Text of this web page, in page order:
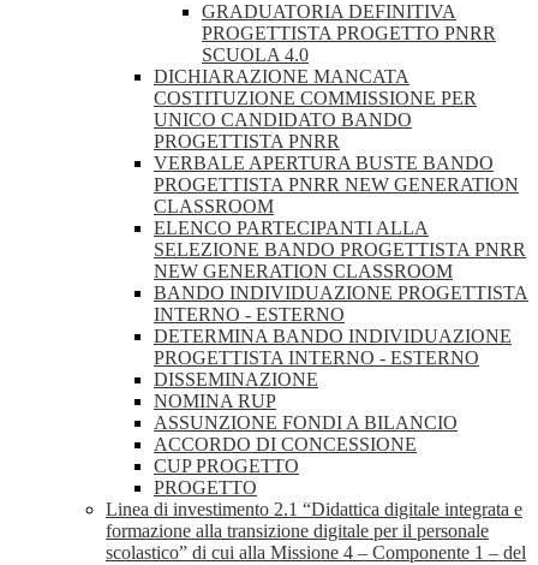
GRADUATORIA DEFINITIVA
PROGETTISTA PROGETTO PNRR
SCUOLA 4.0
DICHIARAZIONE MANCATA
COSTITUZIONE COMMISSIONE PER
UNICO CANDIDATO BANDO
PROGETTISTA PNRR
VERBALE APERTURA BUSTE BANDO
PROGETTISTA PNRR NEW GENERATION
CLASSROOM
ELENCO PARTECIPANTI ALLA
SELEZIONE BANDO PROGETTISTA PNRR
NEW GENERATION CLASSROOM
BANDO INDIVIDUAZIONE PROGETTISTA
INTERNO - ESTERNO
DETERMINA BANDO INDIVIDUAZIONE
PROGETTISTA INTERNO - ESTERNO
DISSEMINAZIONE
NOMINA RUP
ASSUNZIONE FONDI A BILANCIO
ACCORDO DI CONCESSIONE
CUP PROGETTO
PROGETTO
Linea di investimento 2.1 “Didattica digitale integrata e
formazione alla transizione digitale per il personale
scolastico” di cui alla Missione 4 – Componente 1 – del